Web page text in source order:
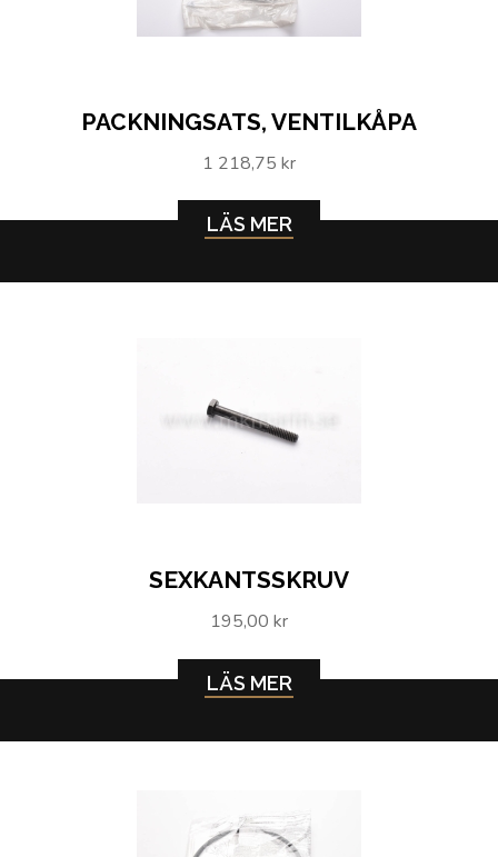
PACKNINGSATS, VENTILKÅPA
1 218,75 kr
LÄS MER
SEXKANTSSKRUV
195,00 kr
LÄS MER